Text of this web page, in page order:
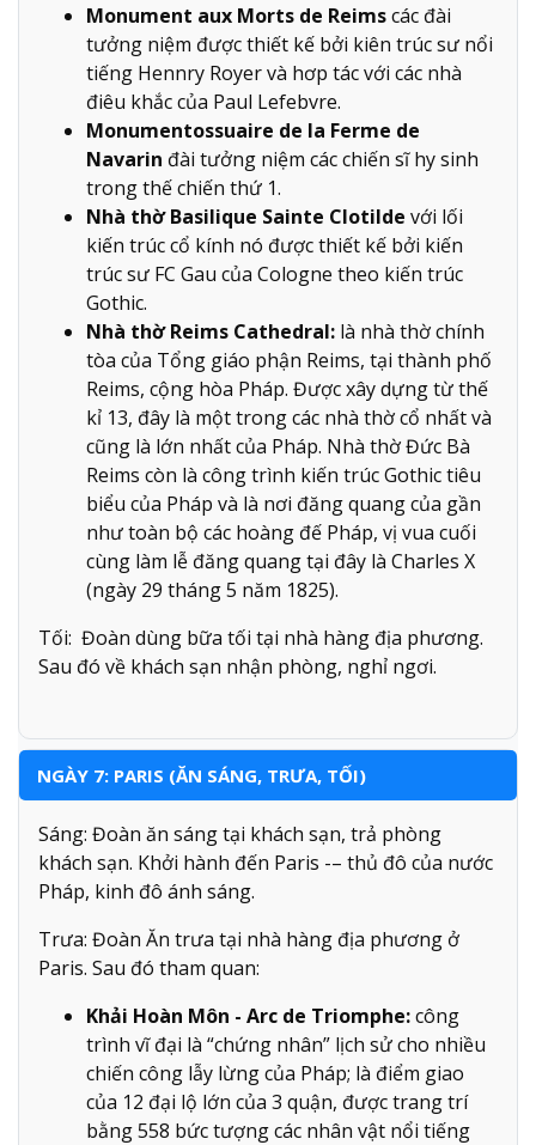
Monument aux Morts de Reimscác đài
tưởng niệm được thiết kế bởi kiên trúc sư nổi
tiếng Hennry Royer và hơp tác với các nhà
điêu khắc của Paul Lefebvre.
Monumentossuaire de la Ferme de
Navarin đài tưởng niệm các chiến sĩ hy sinh
trong thế chiến thứ 1.
Nhà thờ Basilique Sainte Clotilde với lối
kiến trúc cổ kính nó được thiết kế bởi kiến
trúc sư FC Gau của Cologne theo kiến trúc
Gothic.
Nhà thờ Reims Cathedral: là nhà thờ chính
tòa của Tổng giáo phận Reims, tại thành phố
Reims, cộng hòa Pháp. Được xây dựng từ thế
kỉ 13, đây là một trong các nhà thờ cổ nhất và
cũng là lớn nhất của Pháp. Nhà thờ Đức Bà
Reims còn là công trình kiến trúc Gothic tiêu
biểu của Pháp và là nơi đăng quang của gần
như toàn bộ các hoàng đế Pháp, vị vua cuối
cùng làm lễ đăng quang tại đây là Charles X
(ngày 29 tháng 5 năm 1825).
Tối: Đoàn dùng bữa tối tại nhà hàng địa phương.
Sau đó về khách sạn nhận phòng, nghỉ ngơi.
NGÀY 7: PARIS (ĂN SÁNG, TRƯA, TỐI)
Sáng: Đoàn ăn sáng tại khách sạn, trả phòng
khách sạn. Khởi hành đến Paris -– thủ đô của nước
Pháp, kinh đô ánh sáng.
Trưa: Đoàn Ăn trưa tại nhà hàng địa phương ở
Paris. Sau đó tham quan:
Khải Hoàn Môn - Arc de Triomphe:công
trình vĩ đại là “chứng nhân” lịch sử cho nhiều
chiến công lẫy lừng của Pháp; là điểm giao
của 12 đại lộ lớn của 3 quận, được trang trí
bằng 558 bức tượng các nhân vật nổi tiếng